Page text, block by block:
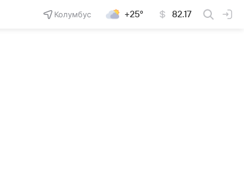
Колумбус +25° 82.17